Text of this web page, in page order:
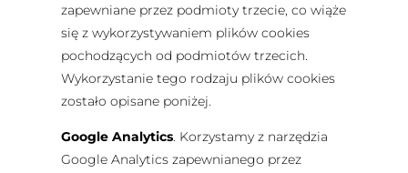
zapewniane przez podmioty trzecie, co wiąże
się z wykorzystywaniem plików cookies
pochodzących od podmiotów trzecich.
Wykorzystanie tego rodzaju plików cookies
zostało opisane poniżej.
Google Analytics. Korzystamy z narzędzia
Google Analytics zapewnianego przez